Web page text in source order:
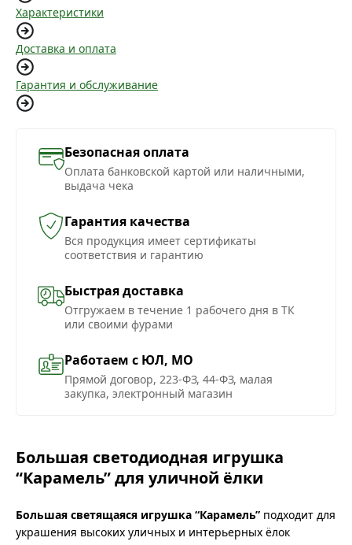
Характеристики
Доставка и оплата
Гарантия и обслуживание
Безопасная оплата
Оплата банковской картой или наличными,
выдача чека
Гарантия качества
Вся продукция имеет сертификаты
соответствия и гарантию
Быстрая доставка
Отгружаем в течение 1 рабочего дня в ТК
или своими фурами
Работаем с ЮЛ, МО
Прямой договор, 223-ФЗ, 44-ФЗ, малая
закупка, электронный магазин
Большая светодиодная игрушка
“Карамель” для уличной ёлки
Большая светящаяся игрушка “Карамель” подходит для
украшения высоких уличных и интерьерных ёлок